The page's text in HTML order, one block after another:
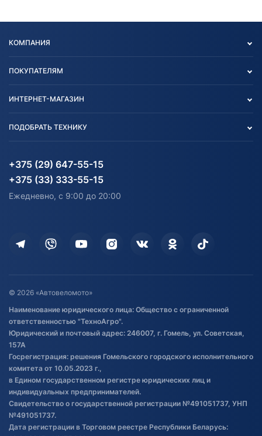
КОМПАНИЯ
Блог
Карта сайта
ПОКУПАТЕЛЯМ
Согласие на обработку
Информация до получения
согласия на обработку
персональных данных
Дополнительные услуги
Оставить отзыв
Договор публичной оферты
Обработка файлов cookie
Постановка транспорта на учет
Обновления в ЭПТС 2024
ИНТЕРНЕТ-МАГАЗИН
Агротехника
Водный транспорт
Электротранспорт
Активный отдых и спорт
ПОДОБРАТЬ ТЕХНИКУ
Агротехника
Электротранспорт
Лодочные моторные
+375 (29) 647-55-15
+375 (33) 333-55-15
Ежедневно, с 9:00 до 20:00
© 2026 «Автовеломото»
Наименование юридического лица: Общество с ограниченной
ответственностью "ТехноАгро".
Юридический и почтовый адрес: 246007, г. Гомель, ул. Советская,
157А
Госрегистрация: решения Гомельского городского исполнительного
комитета от 10.05.2023 г.,
в Едином государственном регистре юридических лиц и
индивидуальных предпринимателей.
Свидетельство о государственной регистрации №491051737, УНП
№491051737.
Дата регистрации в Торговом реестре Республики Беларусь: